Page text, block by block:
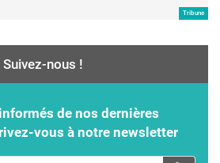
Tribune
Suivez-nous !
de nos dernières
vous à notre newsletter